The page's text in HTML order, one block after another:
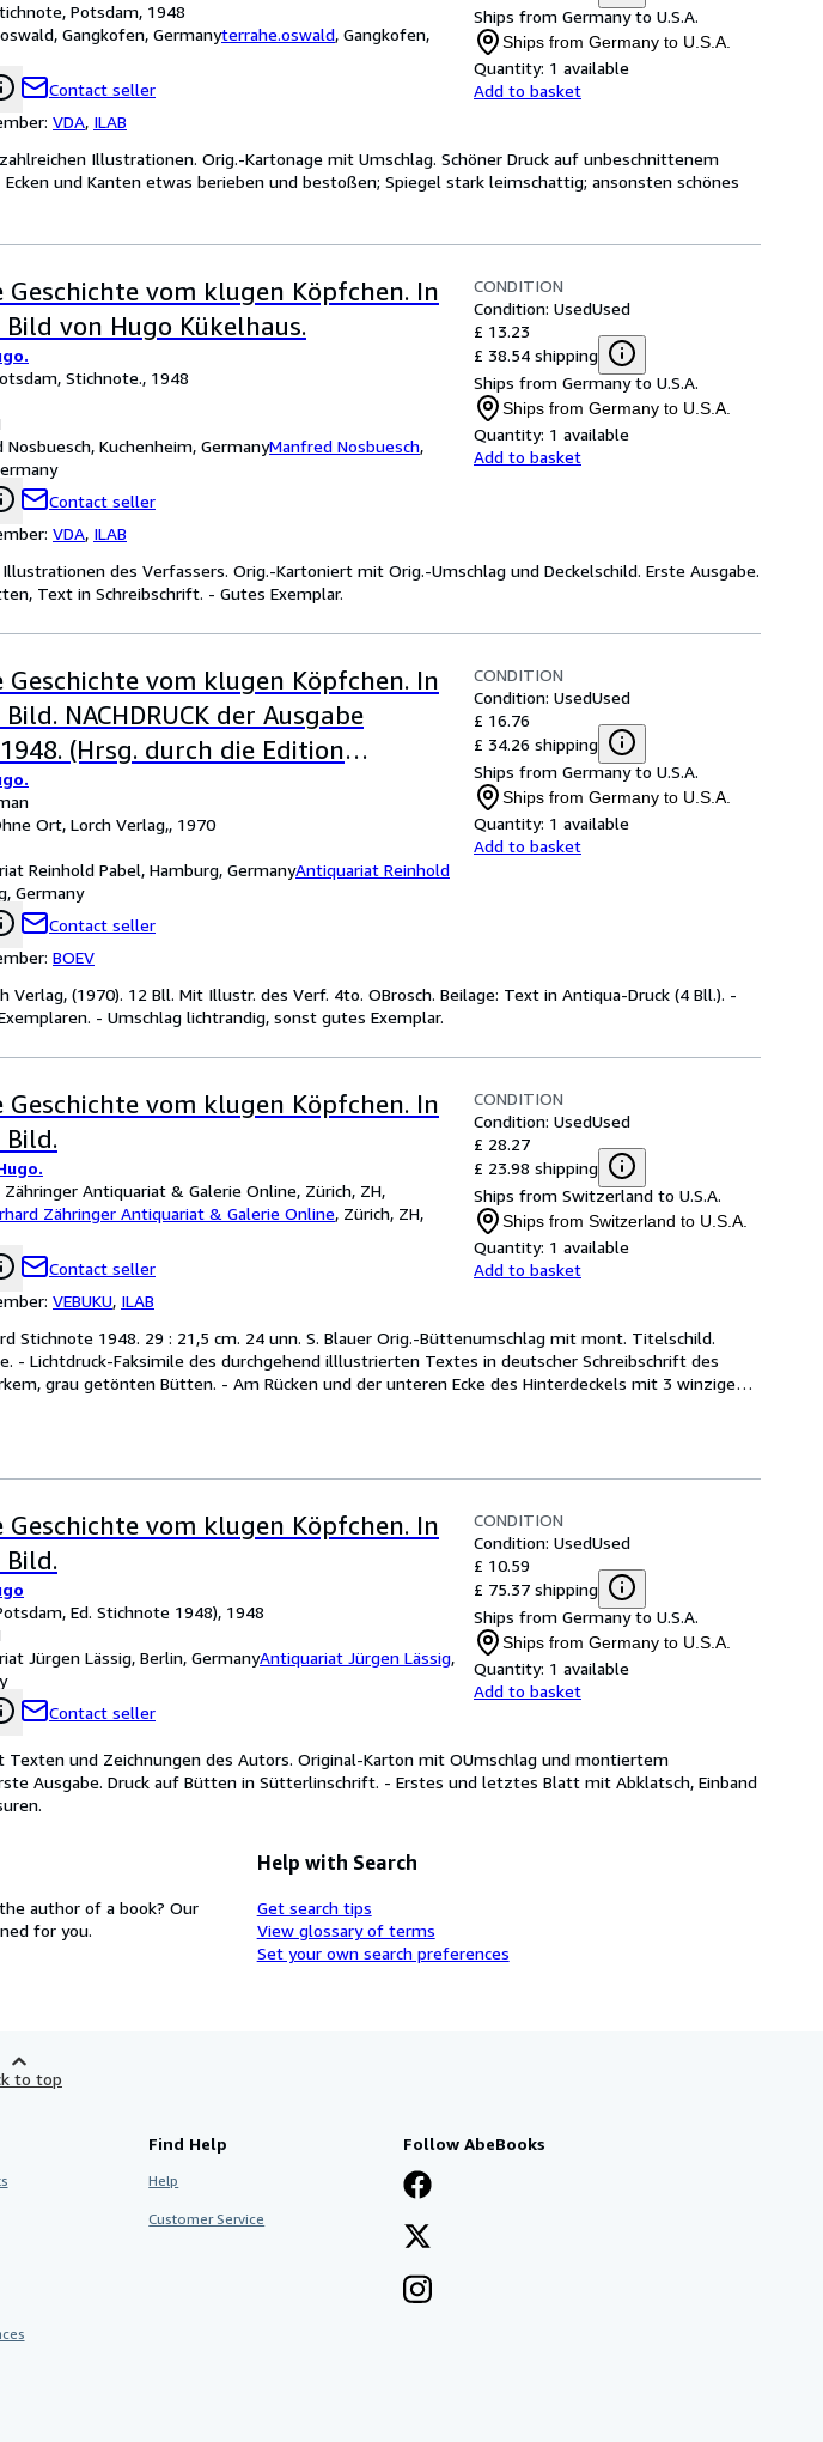
Potsdam, 1948
Gangkofen, Germanyterrahe.oswald, Gangkofen,
Contact seller
VDA, ILAB
Ships from Germany to U.S.A.
Ships from Germany to U.S.A.
Quantity: 1 available
Add to basket
Illustrationen. Orig.-Kartonage mit Umschlag. Schöner Druck auf unbeschnittenem
und Kanten etwas berieben und bestoßen; Spiegel stark leimschattig; ansonsten schönes
Geschichte vom klugen Köpfchen. In
von Hugo Kükelhaus.
Stichnote., 1948
Nosbuesch, Kuchenheim, GermanyManfred Nosbuesch,
Contact seller
VDA, ILAB
CONDITION
Condition: UsedUsed
£ 13.23
£ 38.54 shipping
Ships from Germany to U.S.A.
Ships from Germany to U.S.A.
Quantity: 1 available
Add to basket
des Verfassers. Orig.-Kartoniert mit Orig.-Umschlag und Deckelschild. Erste Ausgabe.
Text in Schreibschrift. - Gutes Exemplar.
Geschichte vom klugen Köpfchen. In
NACHDRUCK der Ausgabe
(Hrsg. durch die Edition
Ort, Lorch Verlag,, 1970
Reinhold Pabel, Hamburg, GermanyAntiquariat Reinhold
Germany
Contact seller
BOEV
CONDITION
Condition: UsedUsed
£ 16.76
£ 34.26 shipping
Ships from Germany to U.S.A.
Ships from Germany to U.S.A.
Quantity: 1 available
Add to basket
Verlag, (1970). 12 Bll. Mit Illustr. des Verf. 4to. OBrosch. Beilage: Text in Antiqua-Druck (4 Bll.). -
- Umschlag lichtrandig, sonst gutes Exemplar.
Geschichte vom klugen Köpfchen. In
Zähringer Antiquariat & Galerie Online, Zürich, ZH,
Zähringer Antiquariat & Galerie Online, Zürich, ZH,
Contact seller
VEBUKU, ILAB
CONDITION
Condition: UsedUsed
£ 28.27
£ 23.98 shipping
Ships from Switzerland to U.S.A.
Ships from Switzerland to U.S.A.
Quantity: 1 available
Add to basket
Stichnote 1948. 29 : 21,5 cm. 24 unn. S. Blauer Orig.-Büttenumschlag mit mont. Titelschild.
- Lichtdruck-Faksimile des durchgehend illlustrierten Textes in deutscher Schreibschrift des
grau getönten Bütten. - Am Rücken und der unteren Ecke des Hinterdeckels mit 3 winzigen
Geschichte vom klugen Köpfchen. In
Ed. Stichnote 1948), 1948
Jürgen Lässig, Berlin, GermanyAntiquariat Jürgen Lässig,
Contact seller
CONDITION
Condition: UsedUsed
£ 10.59
£ 75.37 shipping
Ships from Germany to U.S.A.
Ships from Germany to U.S.A.
Quantity: 1 available
Add to basket
Texten und Zeichnungen des Autors. Original-Karton mit OUmschlag und montiertem
Ausgabe. Druck auf Bütten in Sütterlinschrift. - Erstes und letztes Blatt mit Abklatsch, Einband
author of a book? Our
for you.
Help with Search
Get search tips
View glossary of terms
Set your own search preferences
to top
Find Help
Help
Customer Service
Follow AbeBooks